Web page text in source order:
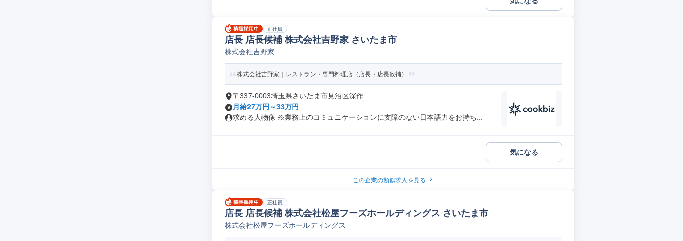
正社員
店長 店長候補 株式会社吉野家 さいたま市
株式会社吉野家
株式会社吉野家｜レストラン・専門料理店（店長・店長候補）
〒337-0003埼玉県さいたま市見沼区深作
月給27万円～33万円
求める人物像 ※業務上のコミュニケーションに支障のない日本語力をお持ち...
気になる
この企業の類似求人を見る
正社員
店長 店長候補 株式会社松屋フーズホールディングス さいたま市
株式会社松屋フーズホールディングス